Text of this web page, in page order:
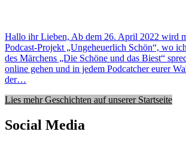
Hallo ihr Lieben, Ab dem 26. April 2022 wird
Podcast-Projekt „Ungeheuerlich Schön“, wo
des Märchens „Die Schöne und das Biest“
online gehen und in jedem Podcatcher eurer
der…
Lies mehr Geschichten auf unserer Startseite
Social Media